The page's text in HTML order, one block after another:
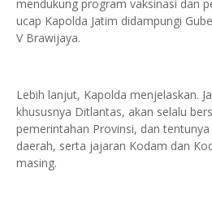
mendukung program vaksinasi dan
ucap Kapolda Jatim didampungi
V Brawijaya.
Lebih lanjut, Kapolda menjelaskan.
khususnya Ditlantas, akan selalu
pemerintahan Provinsi, dan
daerah, serta jajaran Kodam dan
masing.